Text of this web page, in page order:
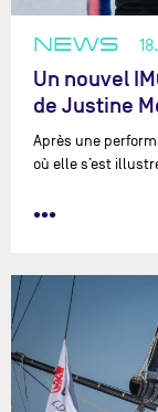
NEWS
Un nouvel
de Justine
Après une
où elle s’est
•••